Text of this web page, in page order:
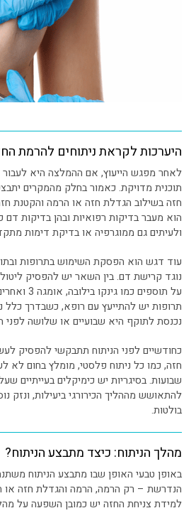
היערכות לקראת ניתוחים להרמת
לאחר מפגש הייעוץ, אם ההמלצה היא לעבור
תוכנית מדויקת. כאמור בחלק מהמקרים
חזה בשילוב הגדלת חזה או הרמה והקטנת
הוא מעבר בדיקות רפואיות ובהן בדיקות דם
ולעיתים גם ממוגרפיה או בדיקת דימות
עוד דגש הוא הפסקת השימוש בתרופות
נוגד קרישת דם. בין השאר יש להפסיק ליטול
על תוספים
תרופות יש להתייעץ עם רופא, כשבדרך כלל
נכנסת לתוקף היא שבועיים או שלושה לפני
כחודשיים לפני הניתוח תתבקשי להפסיק
שבועות. בסיגריות יש כימיקלים בעייתיים
להתאושש מההליך הכירורגי ביעילות, ונזק
בולטות.
מהלך הניתוח: כיצד מתבצע הניתוח?
באופן טבעי האופן שבו מתבצע הניתוח
הנדרשת – רק הרמה, הרמה והגדלת חזה או
למידת צניחת החזה יש כמובן השפעה על